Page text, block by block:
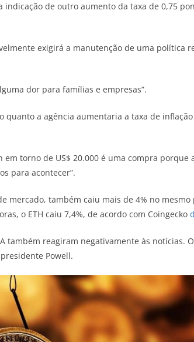
de outro aumento da taxa de 0,75
exigirá a manutenção de uma política
dor para famílias e empresas”.
quanto a agência aumentaria a taxa de
torno de US$ 20.000 é uma compra porque
para acontecer”.
mercado, também caiu mais de 4% no mesmo
o ETH caiu 7,4%, de acordo com Coingecko
também reagiram negativamente às notícias. O
Powell.